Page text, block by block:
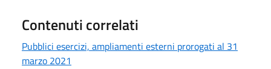
Contenuti correlati
Pubblici esercizi, ampliamenti esterni prorogati al 31
marzo 2021